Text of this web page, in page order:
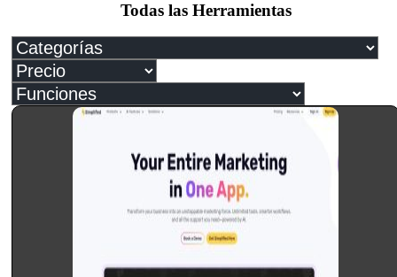
Todas las Herramientas